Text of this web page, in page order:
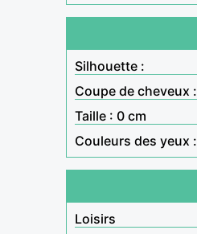
Silhouette :
Coupe de cheveux :
Taille : 0 cm
Couleurs des yeux :
Loisirs